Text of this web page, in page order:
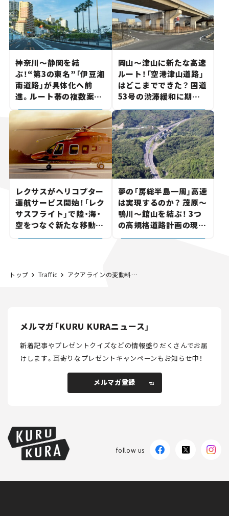
神奈川～静岡を結
ぶ！“第3の東名”「伊豆湘
南道路」が具体化へ前
進。ルート帯の複数案検
討へ。熱海まで信号ゼロ
が実現？ 【いま気になる
道路計画】
岡山～津山に新たな高速
ルート！「空港津山道路」
はどこまでできた？ 国道
53号の渋滞緩和に期待。
岡山市側でも動きが【い
ま気になる道路計画】
レクサスがヘリコプター
運航サービス開始！「レク
サスフライト」で陸・海・
空をつなぐ新たな移動体
験とは
夢の「房総半島一周」高速
は実現するのか？ 茂原～
鴨川～館山を結ぶ！ 3つ
の高規格道路計画の現
状。「館山鴨川道路」で検
トップ Traffic アクアラインの変動料金制が7月22日からスタート！ 渋滞はどこまで緩和される？
メルマガ「KURU KURAニュース」
新着記事やプレゼントクイズなどの情報盛りだくさんでお届
けします。耳寄りなプレゼントキャンペーンもお知らせ中！
メルマガ登録
follow us